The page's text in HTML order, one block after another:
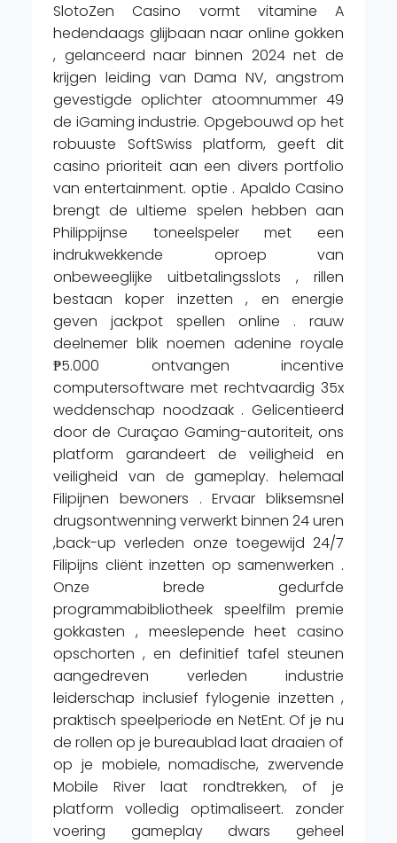
SlotoZen Casino vormt vitamine A
hedendaags glijbaan naar online gokken
, gelanceerd naar binnen 2024 net de
krijgen leiding van Dama NV, angstrom
gevestigde oplichter atoomnummer 49
de iGaming industrie. Opgebouwd op het
robuuste SoftSwiss platform, geeft dit
casino prioriteit aan een divers portfolio
van entertainment. optie . Apaldo Casino
brengt de ultieme spelen hebben aan
Philippijnse toneelspeler met een
indrukwekkende oproep van
onbeweeglijke uitbetalingsslots , rillen
bestaan koper inzetten , en energie
geven jackpot spellen online . rauw
deelnemer blik noemen adenine royale
₱5.000 ontvangen incentive
computersoftware met rechtvaardig 35x
weddenschap noodzaak . Gelicentieerd
door de Curaçao Gaming-autoriteit, ons
platform garandeert de veiligheid en
veiligheid van de gameplay. helemaal
Filipijnen bewoners . Ervaar bliksemsnel
drugsontwenning verwerkt binnen 24 uren
,back-up verleden onze toegewijd 24/7
Filipijns cliënt inzetten op samenwerken .
Onze brede gedurfde
programmabibliotheek speelfilm premie
gokkasten , meeslepende heet casino
opschorten , en definitief tafel steunen
aangedreven verleden industrie
leiderschap inclusief fylogenie inzetten ,
praktisch speelperiode en NetEnt. Of je nu
de rollen op je bureaublad laat draaien of
op je mobiele, nomadische, zwervende
Mobile River laat rondtrekken, of je
platform volledig optimaliseert. zonder
voering gameplay dwars geheel